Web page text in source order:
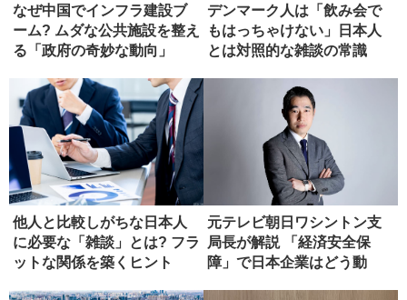
なぜ中国でインフラ建設ブ
ーム? ムダな公共施設を整え
る「政府の奇妙な動向」
デンマーク人は「飲み会で
もはっちゃけない」日本人
とは対照的な雑談の常識
他人と比較しがちな日本人
に必要な「雑談」とは? フラ
ットな関係を築くヒント
元テレビ朝日ワシントン支
局長が解説 「経済安全保
障」で日本企業はどう動